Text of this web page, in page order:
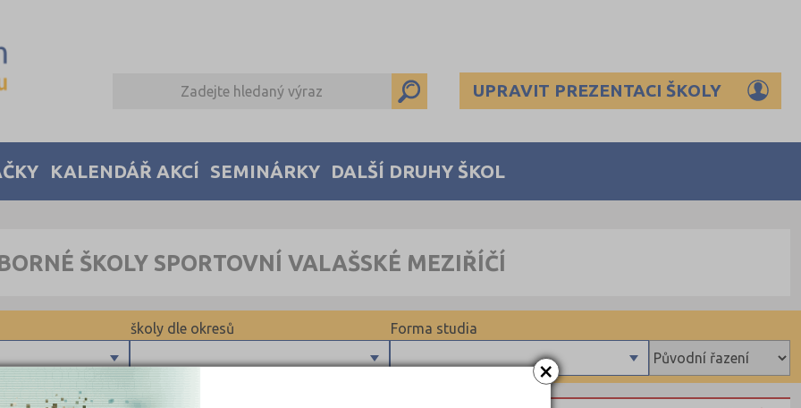
×
UPRAVIT PREZENTACI ŠKOLY
KALENDÁŘ AKCÍ SEMINÁRKY DALŠÍ DRUHY ŠKOL
ŠKOLY SPORTOVNÍ VALAŠSKÉ MEZIŘÍČÍ
Forma studia
školy dle okresů
Plzeň-město (1)